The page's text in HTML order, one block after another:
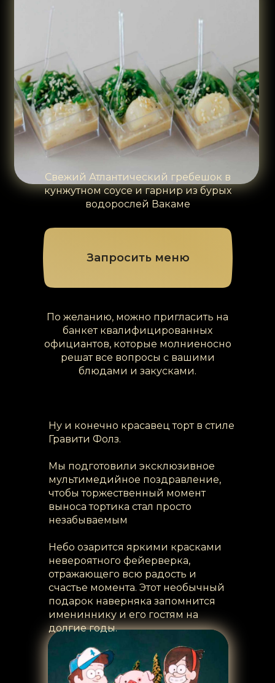
Свежий Атлантический гребешок в
кунжутном соусе и гарнир из бурых
водорослей Вакаме
По желанию, можно пригласить на
банкет квалифицированных
официантов, которые молниеносно
решат все вопросы с вашими
блюдами и закусками.
Запросить меню
Ну и конечно красавец торт в стиле
Гравити Фолз.
Мы подготовили эксклюзивное
мультимедийное поздравление,
чтобы торжественный момент
выноса тортика стал просто
незабываемым
Небо озарится яркими красками
невероятного фейерверка,
отражающего всю радость и
счастье момента. Этот необычный
подарок наверняка запомнится
имениннику и его гостям на
долгие годы.